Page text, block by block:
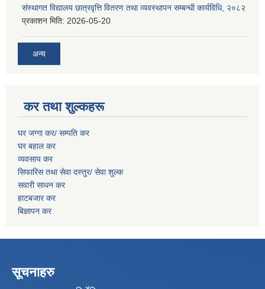
संस्थागत विद्यालय छात्रवृत्ति वितरण तथा व्यवस्थापन सम्बन्धी कार्यविधि, २०८२
प्रकाशन मिति: 2026-05-20
अन्य
कर तथा शुल्कहरू
घर जग्गा कर/ सम्पति कर
घर बहाल कर
व्यवसाय कर
सिफारिस तथा सेवा दस्तुर/ सेवा शुल्क
सवारी साधन कर
हाटबजार कर
बिज्ञापन कर
सूचनाहरु